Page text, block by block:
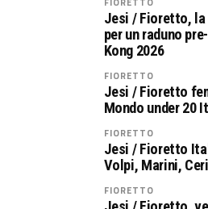
Jesi / Fioretto, la
per un raduno
Kong 2026
FIORETTO
Jesi / Fioretto
Mondo under 20
FIORETTO
Jesi / Fioretto
Volpi, Marini,
FIORETTO